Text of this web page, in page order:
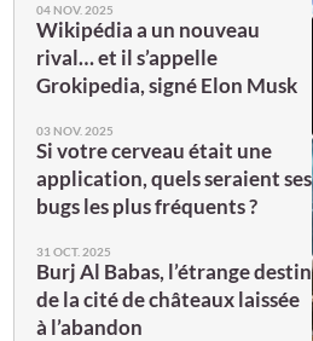
04 NOV. 2025
Wikipédia a un nouveau
rival… et il s’appelle
Grokipedia, signé Elon Musk
03 NOV. 2025
Si votre cerveau était une
application, quels seraient ses
bugs les plus fréquents ?
31 OCT. 2025
Burj Al Babas, l’étrange destin
de la cité de châteaux laissée
à l’abandon